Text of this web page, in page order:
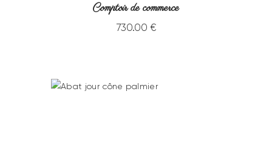
Comptoir de commerce
730.00 €